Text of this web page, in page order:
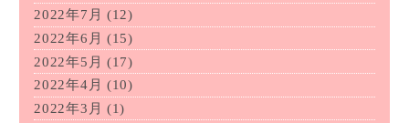
2022年7月 (12)
2022年6月 (15)
2022年5月 (17)
2022年4月 (10)
2022年3月 (1)